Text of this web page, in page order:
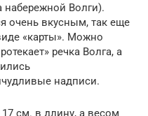
набережной Волги).
очень вкусным, так еще
«карты». Можно
речка Волга, а
надписи.
17 см. в длину, а весом